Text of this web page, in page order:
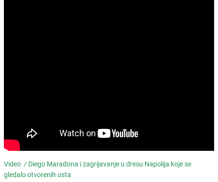
Video / Diego Maradona i zagrijavanje u dresu Napolija koje se
gledalo otvorenih usta